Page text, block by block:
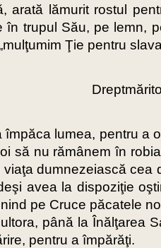
arată lămurit rostul
în trupul Său, pe lemn,
Ţie pentru
împăca lumea, pentru a
să nu rămânem în
dumnezeiască cea
avea la dispoziţie
pe Cruce păcatele
până la Înălţarea
pentru a împărăţi.